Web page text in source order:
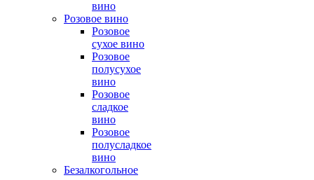
вино
Розовое вино
Розовое
сухое вино
Розовое
полусухое
вино
Розовое
сладкое
вино
Розовое
полусладкое
вино
Безалкогольное